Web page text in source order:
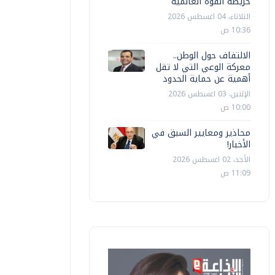
الثلاثاء، 04 اغسطس 2026
10:36 ص
الالتفاف حول الوطن..
معركة الوعي التي لا تقل
أهمية عن حماية الحدود
الإثنين، 03 اغسطس 2026
10:00 ص
محاذير ومعايير السبق في
الأخبار!
الأحد، 02 اغسطس 2026
11:09 ص